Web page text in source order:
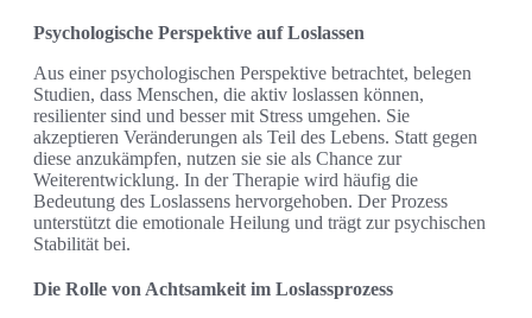
Psychologische Perspektive auf Loslassen
Aus einer psychologischen Perspektive betrachtet, belegen
Studien, dass Menschen, die aktiv loslassen können,
resilienter sind und besser mit Stress umgehen. Sie
akzeptieren Veränderungen als Teil des Lebens. Statt gegen
diese anzukämpfen, nutzen sie sie als Chance zur
Weiterentwicklung. In der Therapie wird häufig die
Bedeutung des Loslassens hervorgehoben. Der Prozess
unterstützt die emotionale Heilung und trägt zur psychischen
Stabilität bei.
Die Rolle von Achtsamkeit im Loslassprozess